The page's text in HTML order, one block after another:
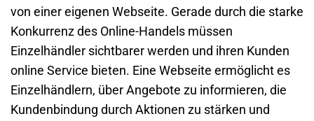
von einer eigenen Webseite. Gerade durch die starke
Konkurrenz des Online-Handels müssen
Einzelhändler sichtbarer werden und ihren Kunden
online Service bieten. Eine Webseite ermöglicht es
Einzelhändlern, über Angebote zu informieren, die
Kundenbindung durch Aktionen zu stärken und